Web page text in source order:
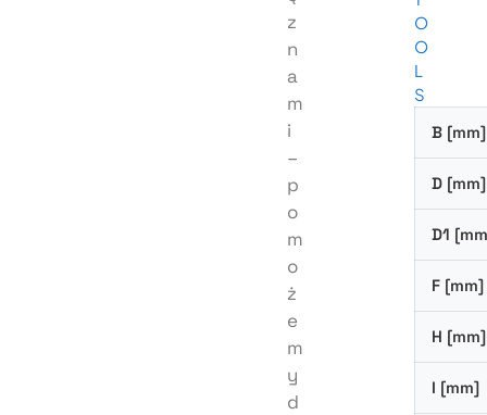
z
n
a
m
i
–
p
o
m
o
ż
e
m
y
d
O
O
L
S
B [mm]
D [mm]
D1
F [mm]
H [mm]
I [mm]